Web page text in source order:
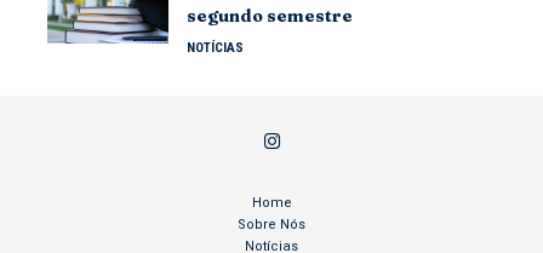
segundo semestre
NOTÍCIAS
Home
Sobre Nós
Notícias